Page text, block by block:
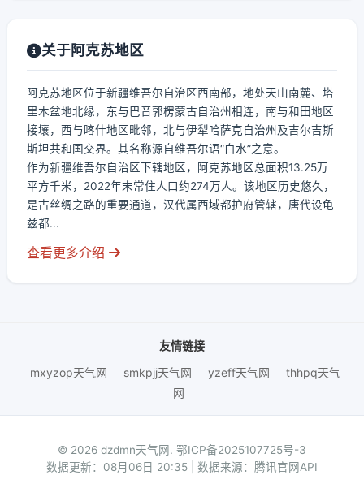
关于阿克苏地区
阿克苏地区位于新疆维吾尔自治区西南部，地处天山南麓、塔
里木盆地北缘，东与巴音郭楞蒙古自治州相连，南与和田地区
接壤，西与喀什地区毗邻，北与伊犁哈萨克自治州及吉尔吉斯
斯坦共和国交界。其名称源自维吾尔语“白水”之意。
作为新疆维吾尔自治区下辖地区，阿克苏地区总面积13.25万
平方千米，2022年末常住人口约274万人。该地区历史悠久，
是古丝绸之路的重要通道，汉代属西域都护府管辖，唐代设龟
兹都...
查看更多介绍
友情链接
mxyzop天气网
smkpjj天气网 yzeff天气网
thhpq天气
网
© 2026 dzdmn天气网. 鄂ICP备2025107725号-3
数据更新：08月06日 20:35 | 数据来源：腾讯官网API